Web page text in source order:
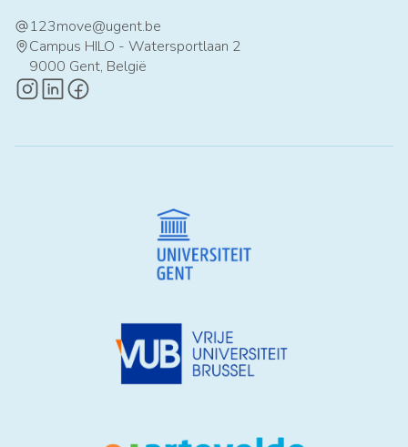
at123move@ugent.be
map-pinCampus HILO - Watersportlaan 2
9000 Gent, België
instagram-logolinkedin-logofacebook-logo